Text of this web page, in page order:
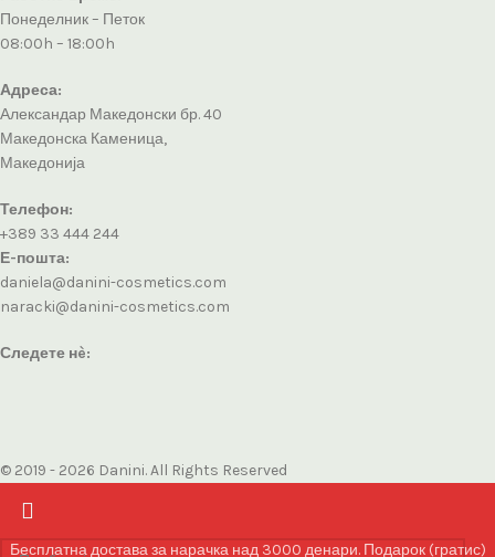
Понеделник – Петок
08:00h – 18:00h
Адреса:
Александар Македонски бр. 40
Македонска Каменица,
Македонија
Телефон:
+389 33 444 244
Е-пошта:
daniela@danini-cosmetics.com
naracki@danini-cosmetics.com
Следете нè:
© 2019 - 2026 Danini. All Rights Reserved
Бесплатна достава за нарачка над 3000 денари. Подарок (гратис)